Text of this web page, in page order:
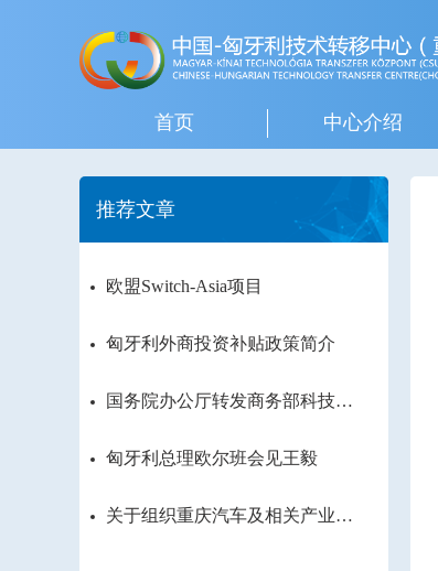
首页 中心介绍
推荐文章
欧盟Switch-Asia项目
匈牙利外商投资补贴政策简介
国务院办公厅转发商务部科技部
发中心若干措施的通知
匈牙利总理欧尔班会见王毅
关于组织重庆汽车及相关产业企